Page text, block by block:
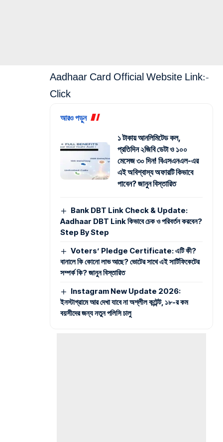
Aadhaar Card Official Website Link:-
Click
আরও পড়ুন
১ টাকায় আনলিমিটেড কল,
প্রতিদিন ২জিবি ডেটা ও ১০০
মেসেজ ৩০ দিন! বিএসএনএল-এর
এই অবিশ্বাস্য অফারটি কিভাবে
পাবেন? জানুন বিস্তারিত
Bank DBT Link Check & Update:
Aadhaar DBT Link কিভাবে চেক ও পরিবর্তন করবেন?
Step By Step
Voters’ Pledge Certificate: এটি কী?
বানালে কি কোনো লাভ আছে? ভোটের সাথে এই সার্টিফিকেটের
সম্পর্ক কি? জানুন বিস্তারিত
Instagram New Update 2026:
ইনস্টাগ্রামে আর দেখা যাবে না অশ্লীল কন্টেন্ট, ১৮-র কম
বয়সীদের জন্য নতুন পলিসি চালু